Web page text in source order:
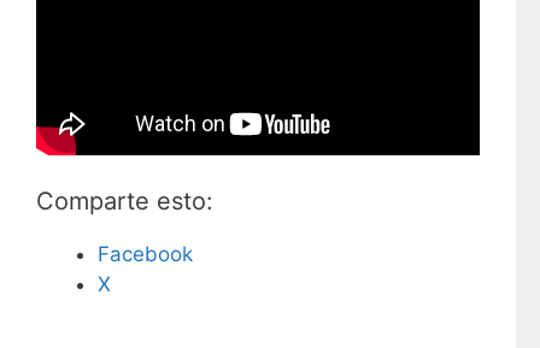
Comparte esto:
Facebook
X